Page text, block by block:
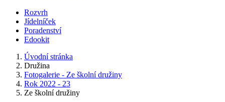
Rozvrh
Jídelníček
Poradenství
Edookit
Úvodní stránka
Družina
Fotogalerie - Ze školní družiny
Rok 2022 - 23
Ze školní družiny